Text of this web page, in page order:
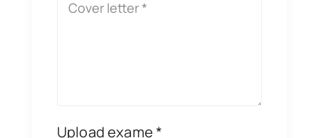
Upload exame *